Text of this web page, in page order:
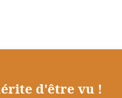
d'être vu !